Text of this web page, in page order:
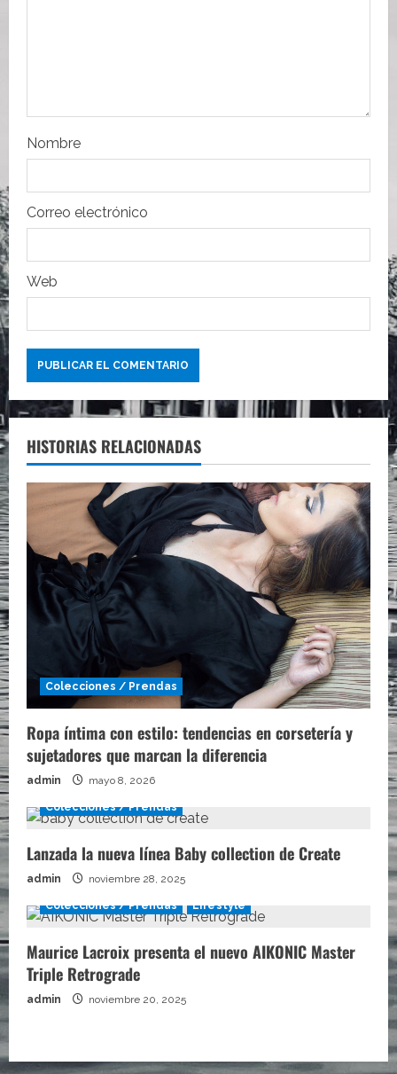
r
a
d
a
s
Nombre
Correo electrónico
Web
HISTORIAS RELACIONADAS
Colecciones / Prendas
Ropa íntima con estilo: tendencias en corsetería y
sujetadores que marcan la diferencia
admin mayo 8, 2026
Colecciones / Prendas
Lanzada la nueva línea Baby collection de Create
admin noviembre 28, 2025
Colecciones / Prendas Lifestyle
Maurice Lacroix presenta el nuevo AIKONIC Master
Triple Retrograde
admin noviembre 20, 2025